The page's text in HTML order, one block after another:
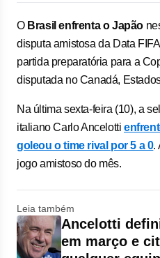
O Brasil enfrenta o Japão
disputa amistosa da Data
partida preparatória para a
disputada no Canadá,
Na última sexta-feira (10), a
italiano Carlo Ancelotti
goleou o time rival por 5 a 0.
jogo amistoso do mês.
Leia também
Ancelotti
em março e